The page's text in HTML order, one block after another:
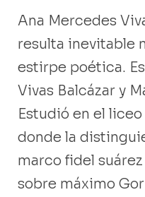
Ana Mercedes
resulta inevitable
estirpe poética.
Vivas Balcázar y
Estudió en el
donde la
marco fidel
sobre máximo